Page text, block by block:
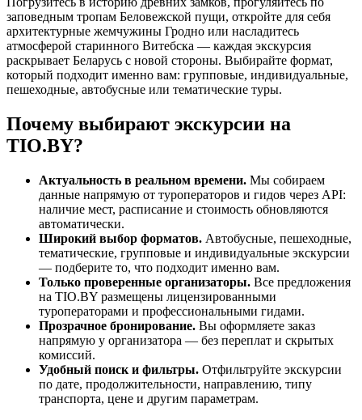
заповедным тропам Беловежской пущи, откройте для себя
архитектурные жемчужины Гродно или насладитесь
атмосферой старинного Витебска — каждая экскурсия
раскрывает Беларусь с новой стороны. Выбирайте формат,
который подходит именно вам: групповые, индивидуальные,
пешеходные, автобусные или тематические туры.
Почему выбирают экскурсии на
TIO.BY?
Актуальность в реальном времени. Мы собираем
данные напрямую от туроператоров и гидов через API:
наличие мест, расписание и стоимость обновляются
автоматически.
Широкий выбор форматов. Автобусные, пешеходные,
тематические, групповые и индивидуальные экскурсии
— подберите то, что подходит именно вам.
Только проверенные организаторы. Все предложения
на TIO.BY размещены лицензированными
туроператорами и профессиональными гидами.
Прозрачное бронирование. Вы оформляете заказ
напрямую у организатора — без переплат и скрытых
комиссий.
Удобный поиск и фильтры. Отфильтруйте экскурсии
по дате, продолжительности, направлению, типу
транспорта, цене и другим параметрам.